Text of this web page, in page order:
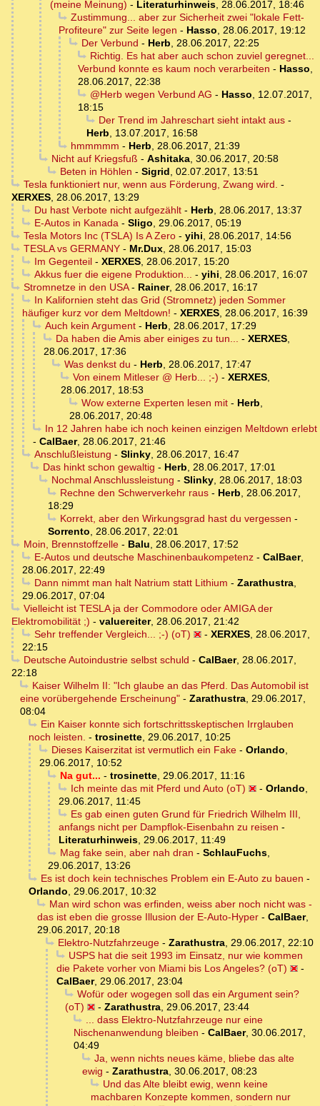
(meine Meinung) - Literaturhinweis, 28.06.2017, 18:46
Zustimmung... aber zur Sicherheit zwei "lokale Fett-
Profiteure" zur Seite legen - Hasso, 28.06.2017, 19:12
Der Verbund - Herb, 28.06.2017, 22:25
Richtig. Es hat aber auch schon zuviel geregnet...
Verbund konnte es kaum noch verarbeiten - Hasso,
28.06.2017, 22:38
@Herb wegen Verbund AG - Hasso, 12.07.2017,
18:15
Der Trend im Jahreschart sieht intakt aus-
Herb, 13.07.2017, 16:58
hmmmmm - Herb, 28.06.2017, 21:39
Nicht auf Kriegsfuß - Ashitaka, 30.06.2017, 20:58
Beten in Höhlen - Sigrid, 02.07.2017, 13:51
Tesla funktioniert nur, wenn aus Förderung, Zwang wird. -
XERXES, 28.06.2017, 13:29
Du hast Verbote nicht aufgezählt- Herb, 28.06.2017, 13:37
E-Autos in Kanada- Sligo, 29.06.2017, 05:19
Tesla Motors Inc (TSLA) Is A Zero- yihi, 28.06.2017, 14:56
TESLA vs GERMANY- Mr.Dux, 28.06.2017, 15:03
Im Gegenteil- XERXES, 28.06.2017, 15:20
Akkus fuer die eigene Produktion... - yihi, 28.06.2017, 16:07
Stromnetze in den USA- Rainer, 28.06.2017, 16:17
In Kalifornien steht das Grid (Stromnetz) jeden Sommer
häufiger kurz vor dem Meltdown! - XERXES, 28.06.2017, 16:39
Auch kein Argument- Herb, 28.06.2017, 17:29
Da haben die Amis aber einiges zu tun... - XERXES,
28.06.2017, 17:36
Was denkst du - Herb, 28.06.2017, 17:47
Von einem Mitleser @ Herb... ;-) - XERXES,
28.06.2017, 18:53
Wow externe Experten lesen mit- Herb,
28.06.2017, 20:48
In 12 Jahren habe ich noch keinen einzigen Meltdown erlebt
- CalBaer, 28.06.2017, 21:46
Anschlußleistung - Slinky, 28.06.2017, 16:47
Das hinkt schon gewaltig - Herb, 28.06.2017, 17:01
Nochmal Anschlussleistung - Slinky, 28.06.2017, 18:03
Rechne den Schwerverkehr raus- Herb, 28.06.2017,
18:29
Korrekt, aber den Wirkungsgrad hast du vergessen -
Sorrento, 28.06.2017, 22:01
Moin, Brennstoffzelle- Balu, 28.06.2017, 17:52
E-Autos und deutsche Maschinenbaukompetenz- CalBaer,
28.06.2017, 22:49
Dann nimmt man halt Natrium statt Lithium - Zarathustra,
29.06.2017, 07:04
Vielleicht ist TESLA ja der Commodore oder AMIGA der
Elektromobilität ;) - valuereiter, 28.06.2017, 21:42
Sehr treffender Vergleich... ;-) (oT)
- XERXES, 28.06.2017,
22:15
Deutsche Autoindustrie selbst schuld - CalBaer, 28.06.2017,
22:18
Kaiser Wilhelm II: "Ich glaube an das Pferd. Das Automobil ist
eine vorübergehende Erscheinung" - Zarathustra, 29.06.2017,
08:04
Ein Kaiser konnte sich fortschrittsskeptischen Irrglauben
noch leisten. - trosinette, 29.06.2017, 10:25
Dieses Kaiserzitat ist vermutlich ein Fake- Orlando,
29.06.2017, 10:52
Na gut... - trosinette, 29.06.2017, 11:16
Ich meinte das mit Pferd und Auto (oT)
- Orlando,
29.06.2017, 11:45
Es gab einen guten Grund für Friedrich Wilhelm III,
anfangs nicht per Dampflok-Eisenbahn zu reisen -
Literaturhinweis, 29.06.2017, 11:49
Mag fake sein, aber nah dran - SchlauFuchs,
29.06.2017, 13:26
Es ist doch kein technisches Problem ein E-Auto zu bauen -
Orlando, 29.06.2017, 10:32
Man wird schon was erfinden, weiss aber noch nicht was -
das ist eben die grosse Illusion der E-Auto-Hyper - CalBaer,
29.06.2017, 20:18
Elektro-Nutzfahrzeuge- Zarathustra, 29.06.2017, 22:10
USPS hat die seit 1993 im Einsatz, nur wie kommen
die Pakete vorher von Miami bis Los Angeles? (oT)
-
CalBaer, 29.06.2017, 23:04
Wofür oder wogegen soll das ein Argument sein?
(oT)
- Zarathustra, 29.06.2017, 23:44
... dass Elektro-Nutzfahrzeuge nur eine
Nischenanwendung bleiben - CalBaer, 30.06.2017,
04:49
Ja, wenn nichts neues käme, bliebe das alte
ewig - Zarathustra, 30.06.2017, 08:23
Und das Alte bleibt ewig, wenn keine
machbaren Konzepte kommen, sondern nur